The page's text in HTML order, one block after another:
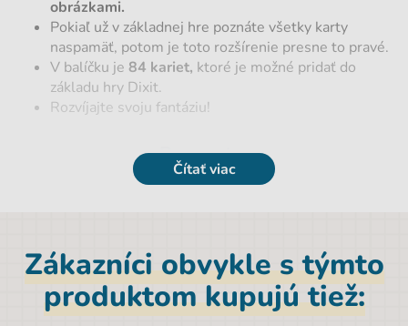
obrázkami.
Pokiaľ už v základnej hre poznáte všetky karty
naspamäť, potom je toto rozšírenie presne to pravé.
V balíčku je 84 kariet, ktoré je možné pridať do
základu hry Dixit.
Rozvíjajte svoju fantáziu!
Parametre
Výška
11,5 cm
Pohlavie
Univerzálny
Čítať viac
Zákazníci obvykle s týmto
produktom kupujú tiež: